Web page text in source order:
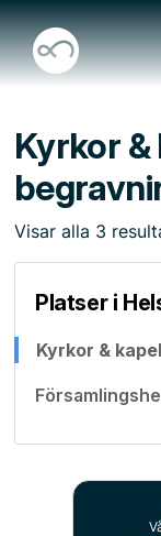
Kyrkor
Visar alla 3
Platser i
Kyrkor &